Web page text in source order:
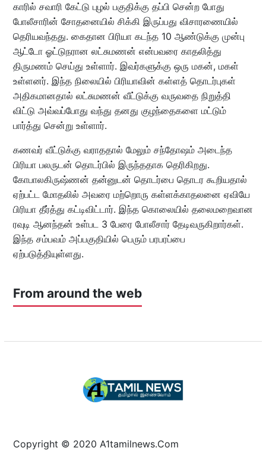
காரில் சவாரி கேட்டு புழல் பகுதிக்கு தப்பி சென்ற போது
போலீசாரின் சோதனையில் சிக்கி இருப்பது விசாரணையில்
தெரியவந்தது. கைதான பிரியா கடந்த 10 ஆண்டுக்கு முன்பு
ஆட்டோ ஓட்டுநரான லட்சுமணன் என்பவரை காதலித்து
திருமணம் செய்து உள்ளார். இவர்களுக்கு ஒரு மகன், மகள்
உள்ளனர். இந்த நிலையில் பிரியாவின் கள்ளத் தொடர்புகள்
அதிகமானதால் லட்சுமணன் வீட்டுக்கு வருவதை நிறுத்தி
விட்டு அவ்வப்போது வந்து தனது குழந்தைகளை மட்டும்
பார்த்து சென்று உள்ளார்.
கணவர் வீட்டுக்கு வராததால் மேலும் சந்தோஷம் அடைந்த
பிரியா பலருடன் தொடர்பில் இருந்ததாக தெரிகிறது.
கோபாலகிருஷ்ணன் தன்னுடன் தொடர்பை தொடர கூறியதால்
ஏற்பட்ட மோதலில் அவரை மற்றொரு கள்ளக்காதலனை ஏவியே
பிரியா தீர்த்து கட்டிவிட்டார். இந்த கொலையில் தலைமறைவான
ரவுடி ஆனந்தன் உள்பட 3 பேரை போலீசார் தேடிவருகிறார்கள்.
இந்த சம்பவம் அப்பகுதியில் பெரும் பரபரப்பை
ஏற்படுத்தியுள்ளது.
From around the web
Copyright © 2020 A1tamilnews.Com